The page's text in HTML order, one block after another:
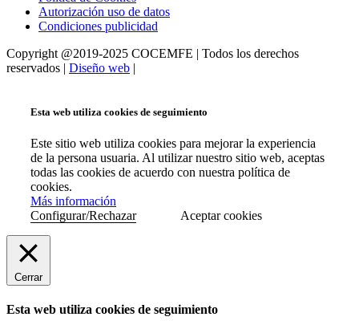
Autorización uso de datos
Condiciones publicidad
Copyright @2019-2025 COCEMFE | Todos los derechos
reservados | Diseño web |
Esta web utiliza cookies de seguimiento
Este sitio web utiliza cookies para mejorar la experiencia
de la persona usuaria. Al utilizar nuestro sitio web, aceptas
todas las cookies de acuerdo con nuestra política de
cookies.
Más información
Configurar/Rechazar
Aceptar cookies
Cerrar
Esta web utiliza cookies de seguimiento